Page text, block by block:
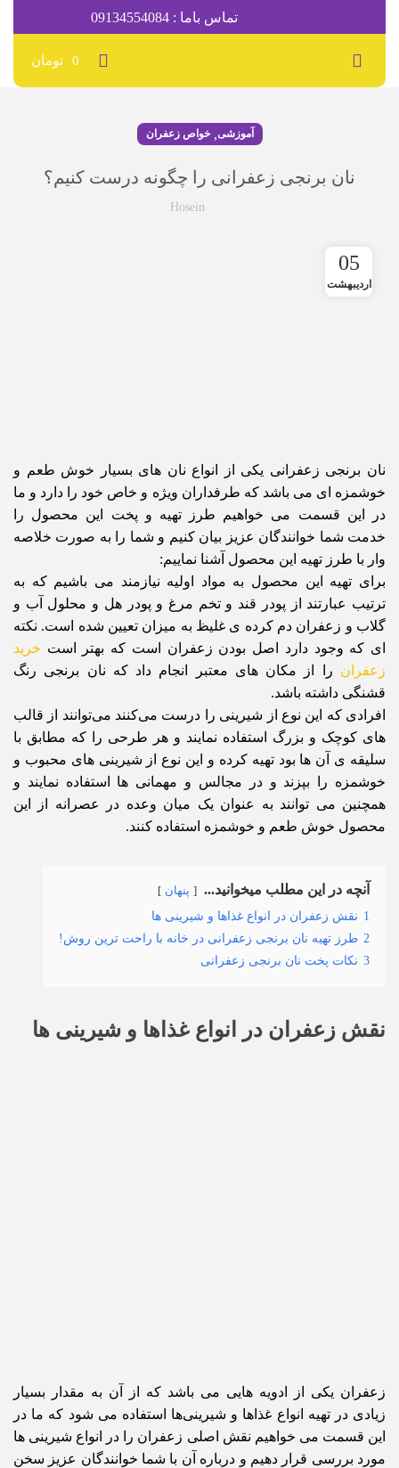
تماس باما : 09134554084
0 تومان
آموزشی,خواص زعفران
نان برنجی زعفرانی را چگونه درست کنیم؟
Hosein
05
اردیبهشت
نان برنجی زعفرانی یکی از انواع نان های بسیار خوش طعم و
خوشمزه ای می باشد که طرفداران ویژه و خاص خود را دارد و ما
در این قسمت می خواهیم طرز تهیه و پخت این محصول را
خدمت شما خوانندگان عزیز بیان کنیم و شما را به صورت خلاصه
وار با طرز تهیه این محصول آشنا نماییم:
برای تهیه این محصول به مواد اولیه نیازمند می باشیم که به
ترتیب عبارتند از پودر قند و تخم مرغ و پودر هل و محلول آب و
گلاب و زعفران دم کرده ی غلیظ به میزان تعیین شده است. نکته
ای که وجود دارد اصل بودن زعفران است که بهتر است خرید
زعفران را از مکان های معتبر انجام داد که نان برنجی رنگ
قشنگی داشته باشد.
افرادی که این نوع از شیرینی را درست می‌کنند می‌توانند از قالب
های کوچک و بزرگ استفاده نمایند و هر طرحی را که مطابق با
سلیقه ی آن ها بود تهیه کرده و این نوع از شیرینی های محبوب و
خوشمزه را بپزند و در مجالس و مهمانی ها استفاده نمایند و
همچنین می توانند به عنوان یک میان وعده در عصرانه از این
محصول خوش طعم و خوشمزه استفاده کنند.
آنچه در این مطلب میخوانید... پنهان
1 نقش زعفران در انواع غذاها و شیرینی ها
2 طرز تهیه نان برنجی زعفرانی در خانه با راحت ترین روش!
3 نکات پخت نان برنجی زعفرانی
نقش زعفران در انواع غذاها و شیرینی ها
زعفران یکی از ادویه هایی می باشد که از آن به مقدار بسیار
زیادی در تهیه انواع غذاها و شیرینی‌ها استفاده می شود که ما در
این قسمت می خواهیم نقش اصلی زعفران را در انواع شیرینی ها
مورد بررسی قرار دهیم و درباره آن با شما خوانندگان عزیز سخن